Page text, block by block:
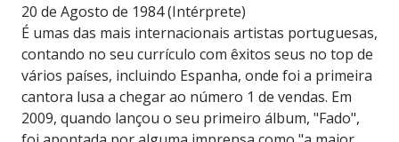
20 de Agosto de 1984 (Intérprete)
É umas das mais internacionais artistas portuguesas,
contando no seu currículo com êxitos seus no top de
vários países, incluindo Espanha, onde foi a primeira
cantora lusa a chegar ao número 1 de vendas. Em
2009, quando lançou o seu primeiro álbum, "Fado",